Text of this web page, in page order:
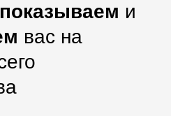
показываем и
вас на